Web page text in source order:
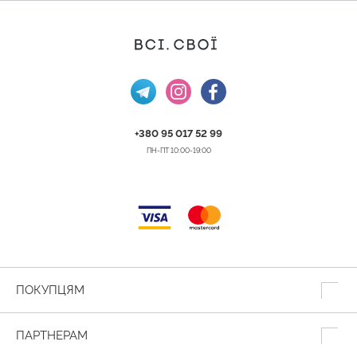
+380 95 017 52 99
ПН-ПТ 10:00-19:00
ПОКУПЦЯМ
ПАРТНЕРАМ